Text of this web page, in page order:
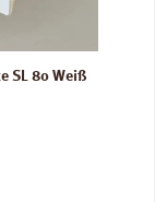
SL 80 Weiß